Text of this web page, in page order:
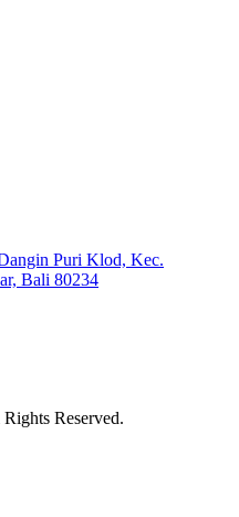
Puri Klod, Kec.
Bali 80234
Reserved.